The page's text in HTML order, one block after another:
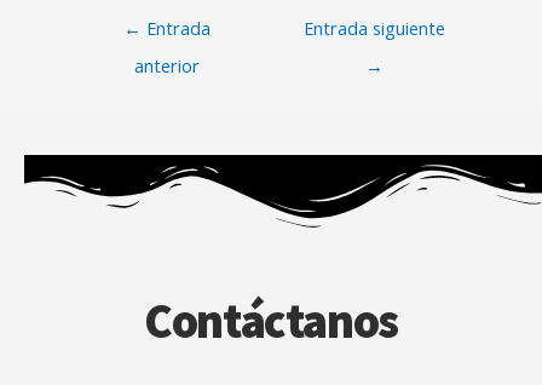
← Entrada
anterior
Entrada siguiente
→
Contáctanos